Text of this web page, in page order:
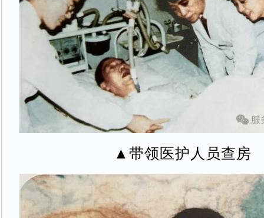
▲带领医护人员查房